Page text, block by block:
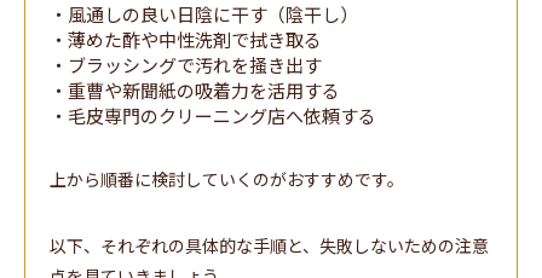
・風通しの良い日陰に干す（陰干し）
・薄めた酢や中性洗剤で拭き取る
・ブラッシングで汚れを掻き出す
・重曹や新聞紙の吸着力を活用する
・毛皮専門のクリーニング店へ依頼する
上から順番に検討していくのがおすすめです。
以下、それぞれの具体的な手順と、失敗しないための注意